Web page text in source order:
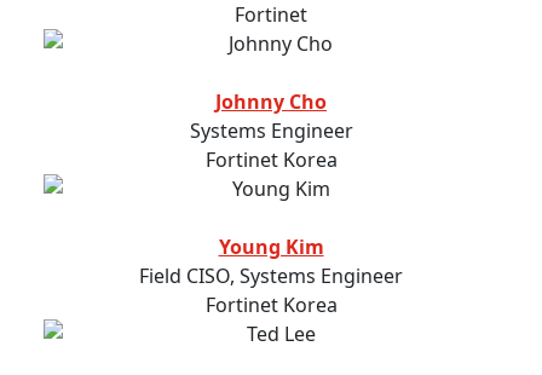
Fortinet
Johnny Cho
Systems Engineer
Fortinet Korea
Young Kim
Field CISO, Systems Engineer
Fortinet Korea